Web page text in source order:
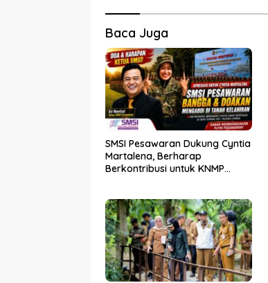
Baca Juga
SMSI Pesawaran Dukung Cyntia
Martalena, Berharap
Berkontribusi untuk KNMP